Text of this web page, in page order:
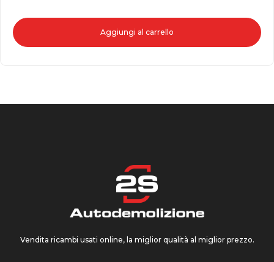
Aggiungi al carrello
Vendita ricambi usati online, la miglior qualità al miglior prezzo.